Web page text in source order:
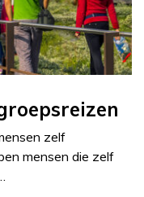
zelf
mensen die zelf